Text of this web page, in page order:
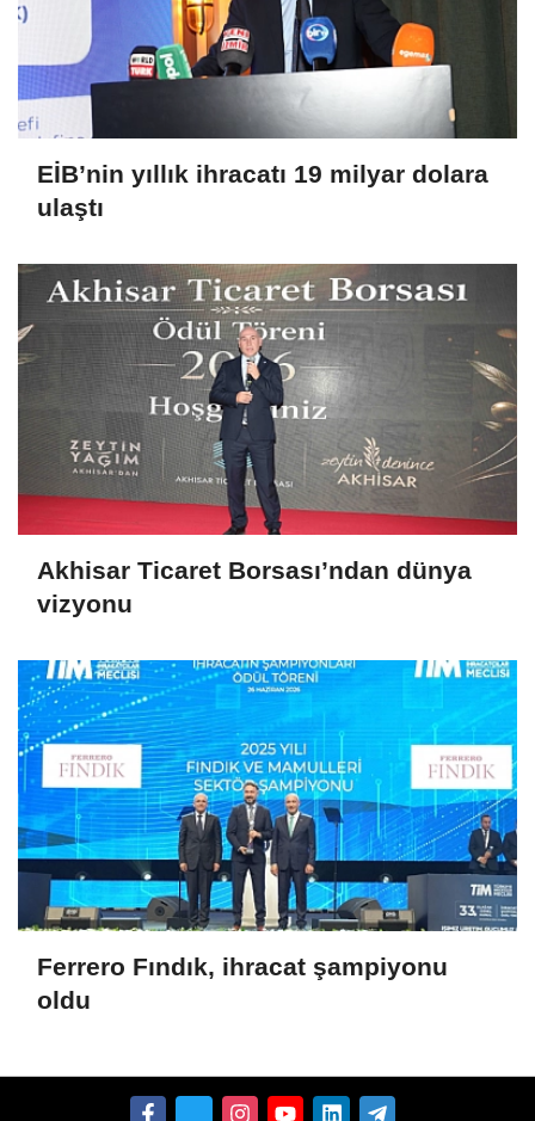
EİB’nin yıllık ihracatı 19 milyar dolara
ulaştı
Akhisar Ticaret Borsası’ndan dünya
vizyonu
Ferrero Fındık, ihracat şampiyonu
oldu